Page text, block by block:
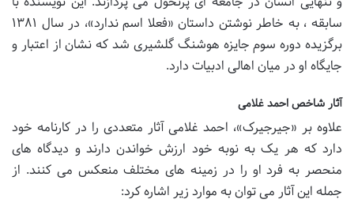
سابقه ، به خاطر نوشتن داستان «فعلا اسم ندارد»، در سال ۱۳۸۱
برگزیده دوره سوم جایزه هوشنگ گلشیری شد که نشان از اعتبار و
جایگاه او در میان اهالی ادبیات دارد.
آثار شاخص احمد غلامی
علاوه بر «جیرجیرک»، احمد غلامی آثار متعددی را در کارنامه خود
دارد که هر یک به نوبه خود ارزش خواندن دارند و دیدگاه های
منحصر به فرد او را در زمینه های مختلف منعکس می کنند. از
جمله این آثار می توان به موارد زیر اشاره کرد: